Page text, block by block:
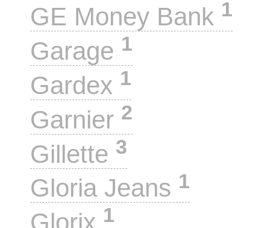
GE Money Bank 1
Garage 1
Gardex 1
Garnier 2
Gillette 3
Gloria Jeans 1
1